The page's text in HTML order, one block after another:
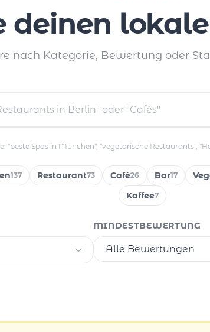
deinen
nach Kategorie, Bewertung oder
"beste Spas in München", "vegetarische Restaurants",
137 Restaurant73 Café26 Bar17
Kaffee7
MINDESTBEWERTUNG